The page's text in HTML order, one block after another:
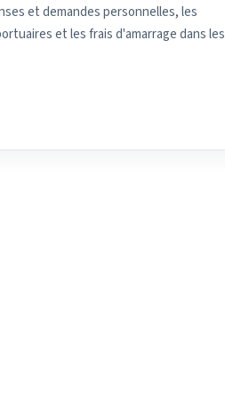
et demandes personnelles, les
et les frais d'amarrage dans les